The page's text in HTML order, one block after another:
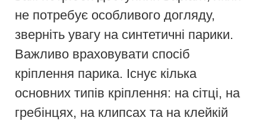
не потребує особливого догляду,
зверніть увагу на синтетичні парики.
Важливо враховувати спосіб
кріплення парика. Існує кілька
основних типів кріплення: на сітці, на
гребінцях, на клипсах та на клейкій